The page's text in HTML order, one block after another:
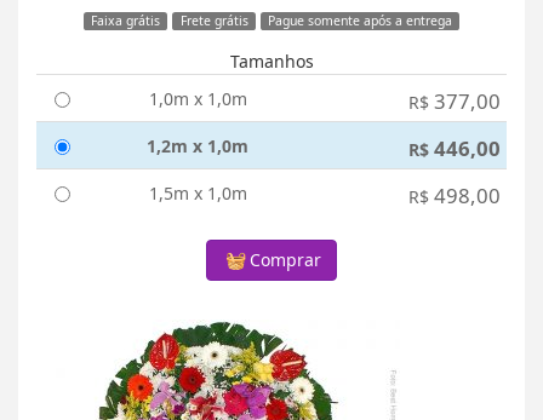
Faixa grátis Frete grátis Pague somente após a entrega
Tamanhos
1,0m x 1,0m
R$ 377,00
1,2m x 1,0m R$ 446,00
1,5m x 1,0m R$ 498,00
Comprar